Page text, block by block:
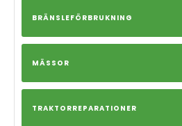
BRÄNSLEFÖRBRUKNING
MÄSSOR
TRAKTORREPARATIONER